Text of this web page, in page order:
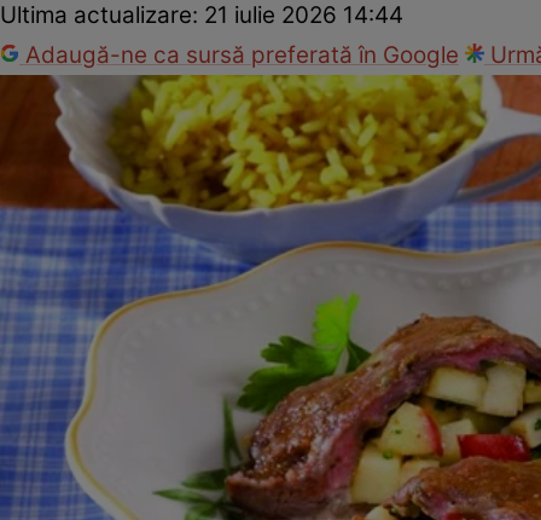
Ultima actualizare: 21 iulie 2026 14:44
Adaugă-ne ca sursă preferată în Google